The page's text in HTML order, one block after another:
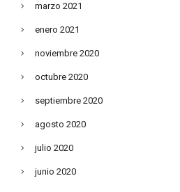
marzo 2021
enero 2021
noviembre 2020
octubre 2020
septiembre 2020
agosto 2020
julio 2020
junio 2020